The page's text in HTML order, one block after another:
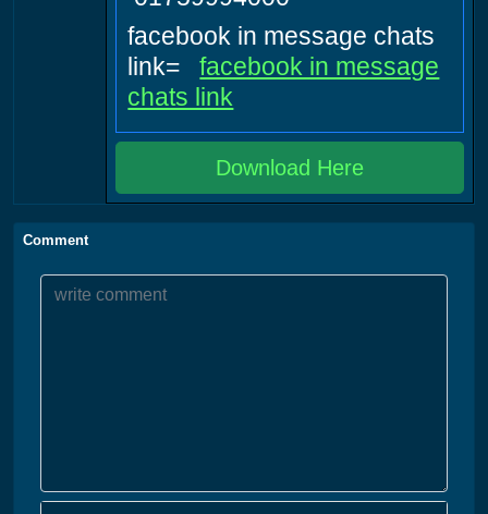
facebook in message chats
link=facebook in message
chats link
Download Here
Comment